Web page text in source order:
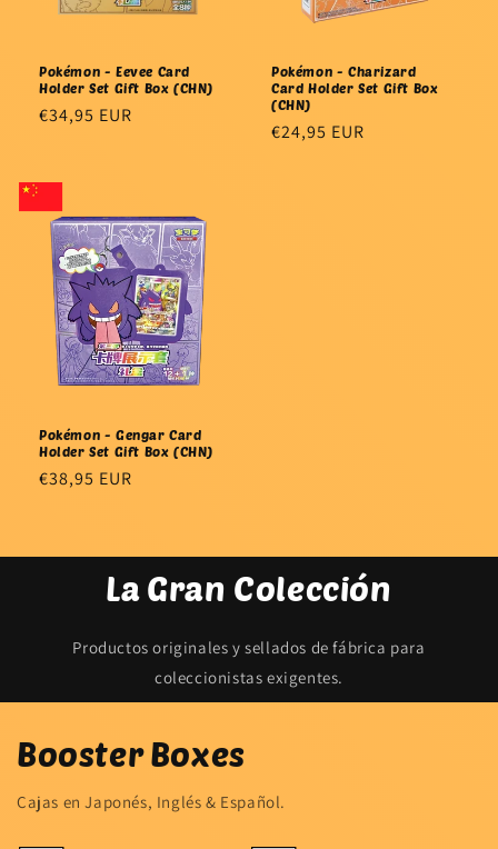
Pokémon - Eevee Card
Holder Set Gift Box (CHN)
Precio
€34,95 EUR
Pokémon - Charizard
Card Holder Set Gift Box
(CHN)
Precio
€24,95 EUR
Pokémon - Gengar Card
Holder Set Gift Box (CHN)
Precio
€38,95 EUR
La Gran Colección
Productos originales y sellados de fábrica para
coleccionistas exigentes.
Booster Boxes
Cajas en Japonés, Inglés & Español.